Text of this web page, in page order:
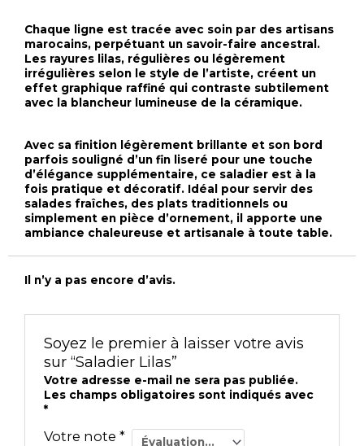
Chaque ligne est tracée avec soin par des artisans
marocains, perpétuant un savoir-faire ancestral.
Les rayures lilas, régulières ou légèrement
irrégulières selon le style de l’artiste, créent un
effet graphique raffiné qui contraste subtilement
avec la blancheur lumineuse de la céramique.
Avec sa finition légèrement brillante et son bord
parfois souligné d’un fin liseré pour une touche
d’élégance supplémentaire, ce saladier est à la
fois pratique et décoratif. Idéal pour servir des
salades fraîches, des plats traditionnels ou
simplement en pièce d’ornement, il apporte une
ambiance chaleureuse et artisanale à toute table.
Il n’y a pas encore d’avis.
Soyez le premier à laisser votre avis
sur “Saladier Lilas”
Votre adresse e-mail ne sera pas publiée.
Les champs obligatoires sont indiqués avec
*
Votre note *